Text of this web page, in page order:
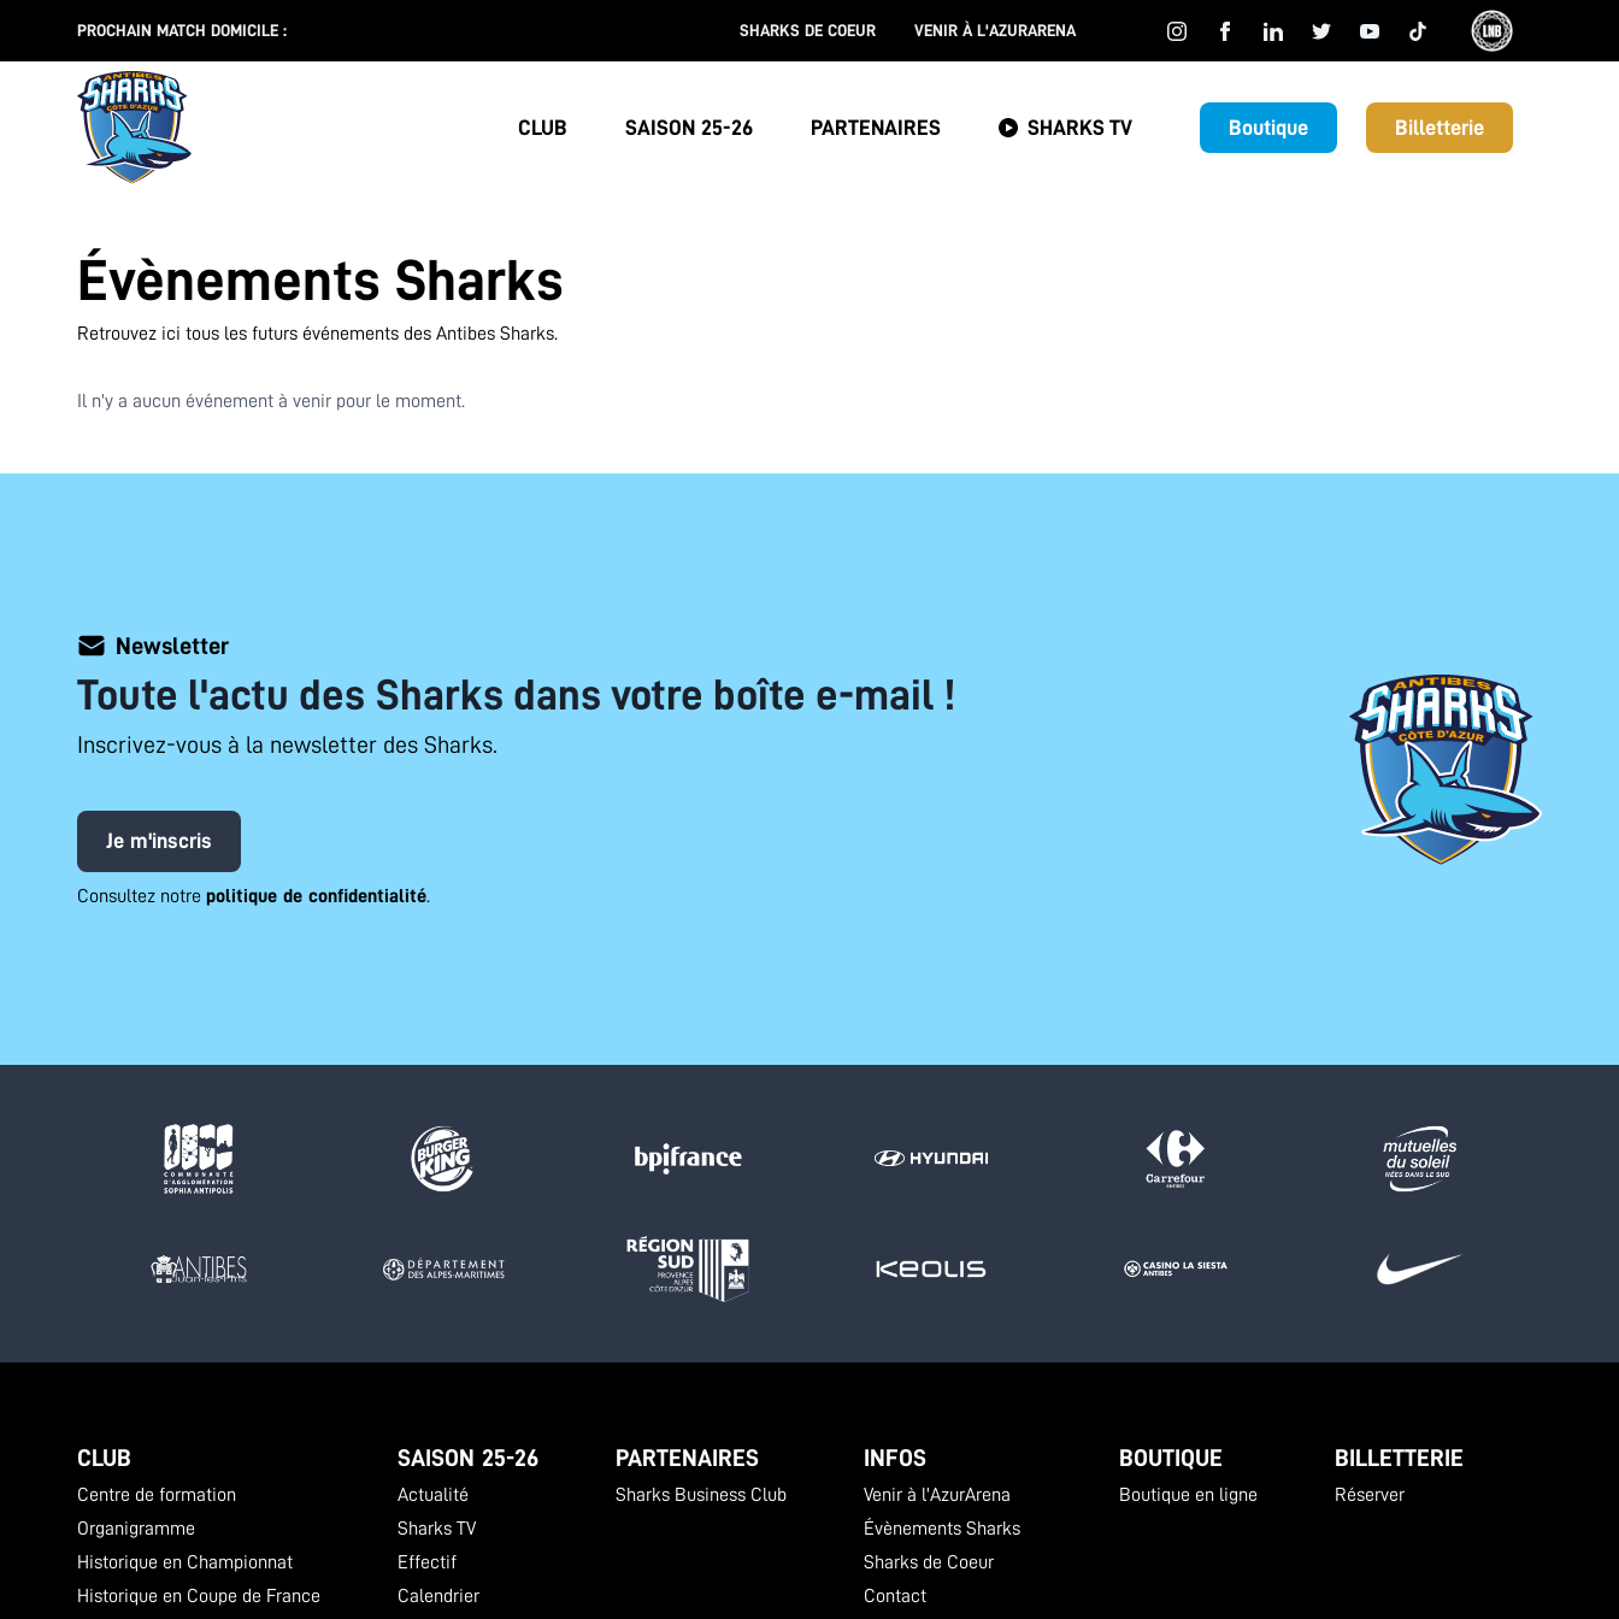
PROCHAIN MATCH DOMICILE : SHARKS DE COEUR VENIR À L'AZURARENA
CLUB SAISON 25-26 PARTENAIRES SHARKS TV Boutique Billetterie
Évènements Sharks
Retrouvez ici tous les futurs événements des Antibes Sharks.
Il n'y a aucun événement à venir pour le moment.
Newsletter
Toute l'actu des Sharks dans votre boîte e-mail !
Inscrivez-vous à la newsletter des Sharks.
Je m'inscris
Consultez notre politique de confidentialité.
CLUB
Centre de formation
Organigramme
Historique en Championnat
Historique en Coupe de France
SAISON 25-26
Actualité
Sharks TV
Effectif
Calendrier
PARTENAIRES
Sharks Business Club
INFOS
Venir à l'AzurArena
Évènements Sharks
Sharks de Coeur
Contact
BOUTIQUE
Boutique en ligne
BILLETTERIE
Réserver